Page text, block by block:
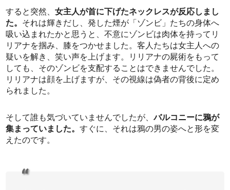
すると突然、女主人が首に下げたネックレスが反応しまし
た。 それは輝きだし、発した煙が「ゾンビ」たちの身体へ
吸い込まれたかと思うと、不意にゾンビは肉体を持ってリ
リアナを掴み、膝をつかせました。客人たちは女主人への
疑いを解き、笑い声を上げます。リリアナの屍術をもって
しても、そのゾンビを支配することはできませんでした。
リリアナは顔を上げますが、その視線は偽者の背後に定め
られました。
そして誰も気づいていませんでしたが、バルコニーに鴉が
集まっていました。すぐに、それは鴉の男の姿へと形を変
えたのです。